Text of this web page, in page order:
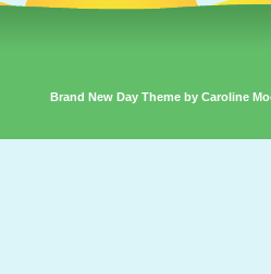
Brand New Day Theme by Caroline